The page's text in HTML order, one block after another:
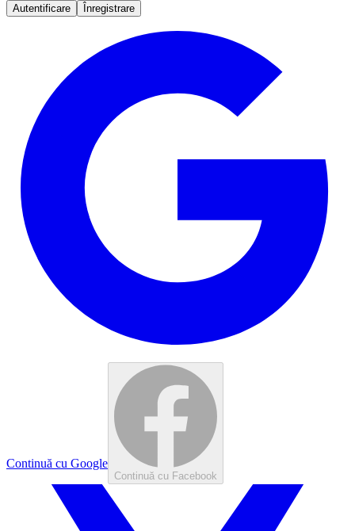
Autentificare Înregistrare
Continuă cu Google
Continuă cu Facebook